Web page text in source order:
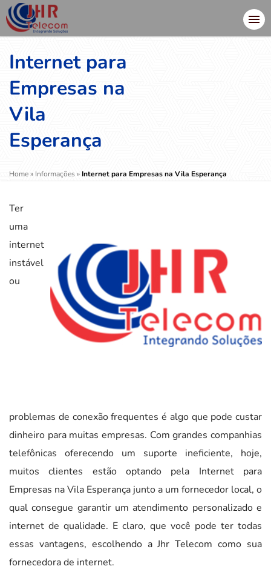
Internet para
Empresas na
Vila
Esperança
Home» Informações» Internet para Empresas na Vila Esperança
Ter
uma
internet
instável
ou
problemas de conexão frequentes é algo que pode custar
dinheiro para muitas empresas. Com grandes companhias
telefônicas oferecendo um suporte ineficiente, hoje,
muitos clientes estão optando pela Internet para
Empresas na Vila Esperança junto a um fornecedor local, o
qual consegue garantir um atendimento personalizado e
internet de qualidade. E claro, que você pode ter todas
essas vantagens, escolhendo a Jhr Telecom como sua
fornecedora de internet.